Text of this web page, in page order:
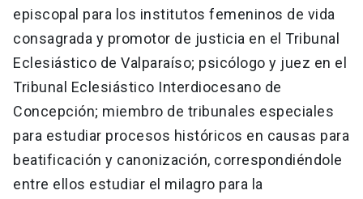
episcopal para los institutos femeninos de vida
consagrada y promotor de justicia en el Tribunal
Eclesiástico de Valparaíso; psicólogo y juez en el
Tribunal Eclesiástico Interdiocesano de
Concepción; miembro de tribunales especiales
para estudiar procesos históricos en causas para
beatificación y canonización, correspondiéndole
entre ellos estudiar el milagro para la